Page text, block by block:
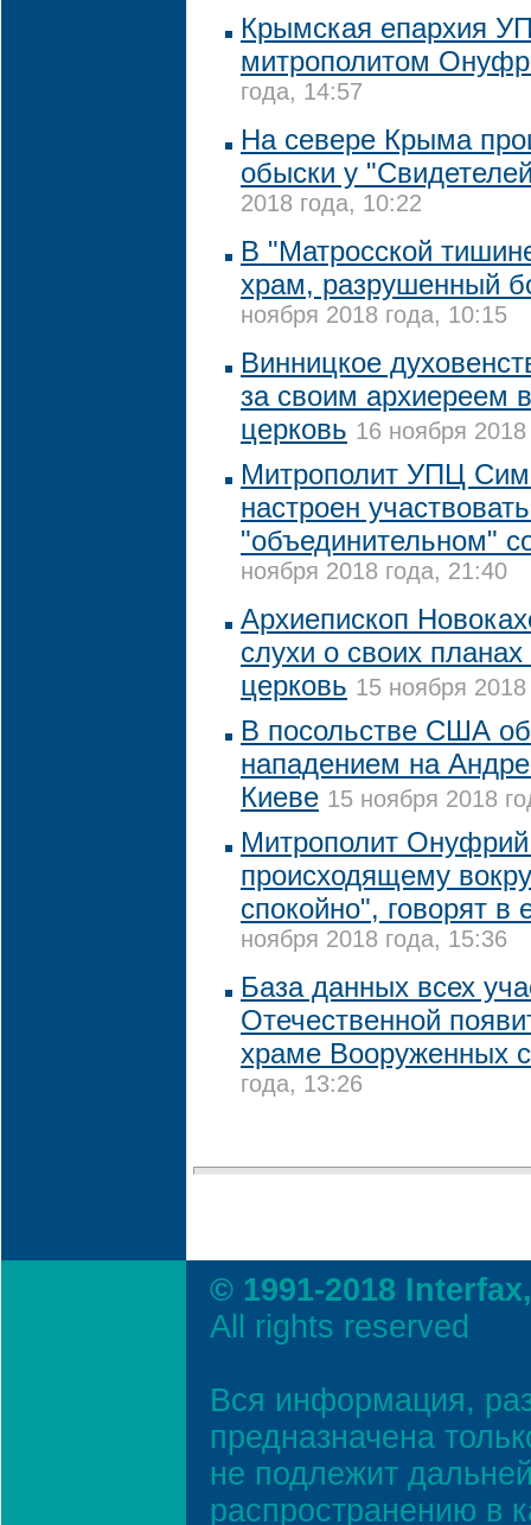
Крымская епархия
митрополитом
года, 14:57
На севере Крыма
обыски у
2018 года, 10:22
В "Матросской
храм, разрушенный
ноября 2018 года, 10:15
Винницкое
за своим архиереем
церковь 16 ноября
Митрополит УПЦ
настроен
"объединительном"
ноября 2018 года, 21:40
Архиепископ
слухи о своих
церковь 15 ноября
В посольстве США
нападением на
Киеве 15 ноября 2018
Митрополит Онуфрий
происходящему
спокойно", говорят в
ноября 2018 года, 15:36
База данных всех
Отечественной
храме Вооруженных
года, 13:26
© 1991-2018
All rights reserved
Вся информация,
предназначена
не подлежит
распространению в